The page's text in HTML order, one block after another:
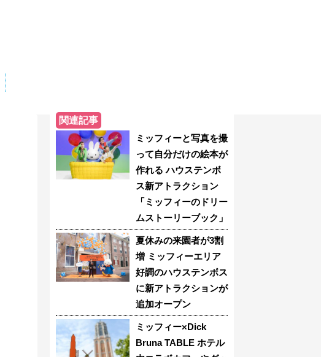
関連記事
ミッフィーと写真を撮
って自分だけの絵本が
作れる ハウステンボ
ス新アトラクション
「ミッフィーのドリー
ムストーリーブック」
夏休みの来園者が3割
増 ミッフィーエリア
好調のハウステンボス
に新アトラクションが
追加オープン
ミッフィー×Dick
Bruna TABLE ホテル